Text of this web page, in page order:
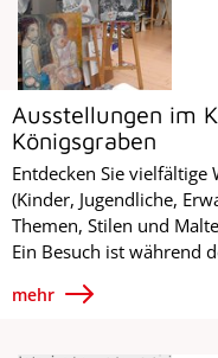
Ausstellungen im
Königsgraben
Entdecken Sie
(Kinder, Jugendliche,
Themen, Stilen und
Ein Besuch ist während
mehr